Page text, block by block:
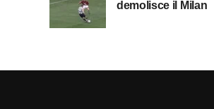
demolisce il Milan